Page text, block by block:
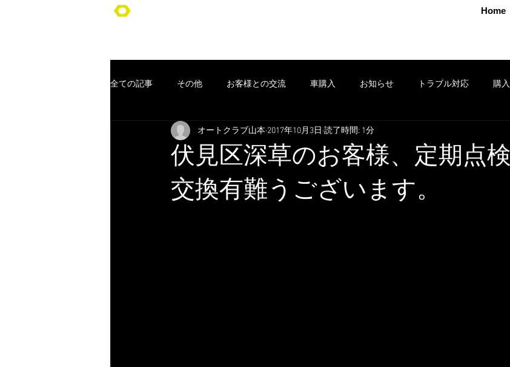
Home
全ての記事 その他 お客様との交流 車購入 お知らせ トラブル対応 購
ポッキリ車検 オークション 車売却
コンセプト お客様 クーポン セール 損害保険
伏見区深草のお客様、定期点
交換有難うございます。
オートクラブ山本 2017年10月3日 読了時間: 1分